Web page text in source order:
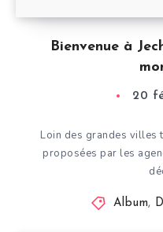
Bienvenue à
20
Loin des grandes villes
proposées par les
Album,